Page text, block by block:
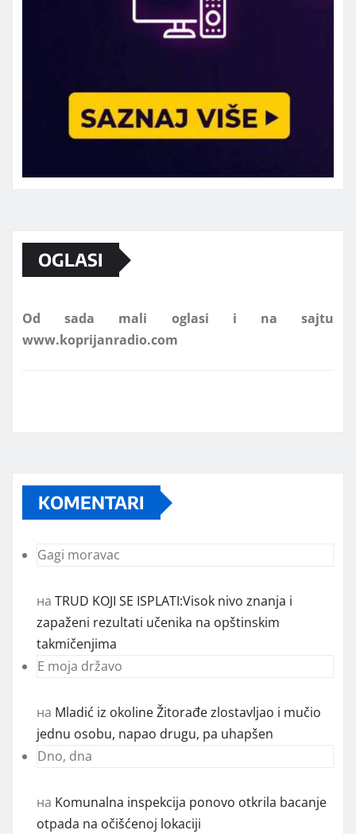
OGLASI
Od sada mali oglasi i na sajtu
KOMENTARI
Gagi moravac
на TRUD KOJI SE ISPLATI:Visok nivo znanja i
zapaženi rezultati učenika na opštinskim
takmičenjima
E moja državo
на Mladić iz okoline Žitorađe zlostavljao i mučio
jednu osobu, napao drugu, pa uhapšen
Dno, dna
на Komunalna inspekcija ponovo otkrila bacanje
otpada na očišćenoj lokaciji